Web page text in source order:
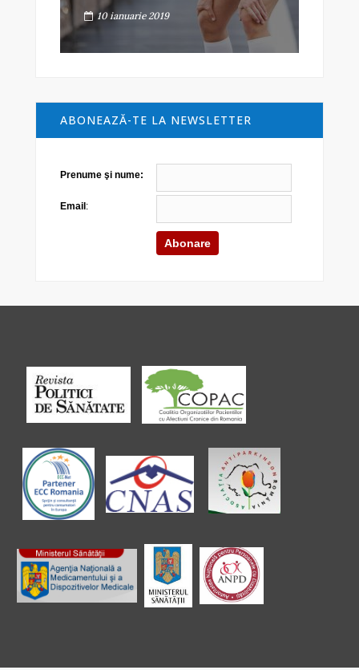
10 ianuarie 2019
ABONEAZĂ-TE LA NEWSLETTER
Prenume şi nume:
Email :